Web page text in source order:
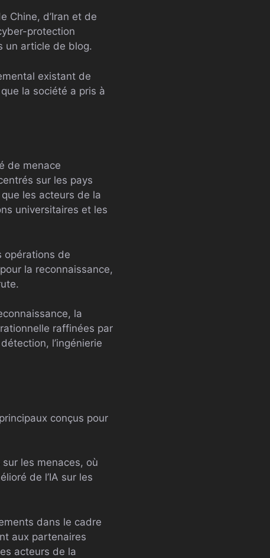
Chine, d’Iran et de
protection
un article de blog.
existant de
la société a pris à
de menace
sur les pays
les acteurs de la
universitaires et les
opérations de
la reconnaissance,
la
raffinées par
l’ingénierie
conçus pour
les menaces, où
de l’IA sur les
dans le cadre
aux partenaires
acteurs de la